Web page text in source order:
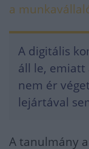
a
A digitális
áll le, emiatt
nem ér
lejártával
A tanulmány